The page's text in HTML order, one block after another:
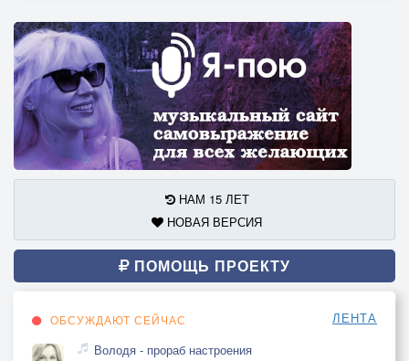
НАМ 15 ЛЕТ
НОВАЯ ВЕРСИЯ
ПОМОЩЬ ПРОЕКТУ
ОБСУЖДАЮТ СЕЙЧАС ЛЕНТА
Володя - прораб настроения